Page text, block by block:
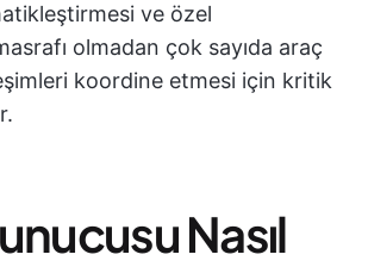
ve özel
olmadan çok sayıda araç
koordine etmesi için kritik
Nasıl